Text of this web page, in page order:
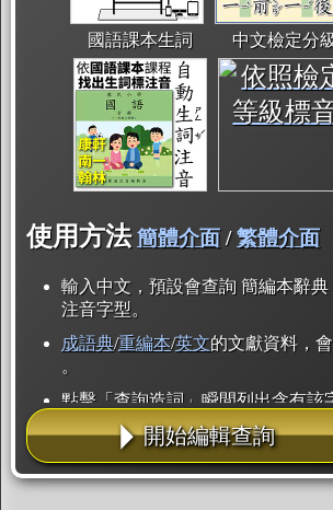
國語課本生詞 中文檢定分
使用方法 簡體介面/繁體介面
輸入中文，預設會查詢 簡編本辭
注音字型。
成語典/重編本/英文的文獻資料，
。
點擊「查詢造詞」瞬間列出含有該
點「部首」瞬間列出所有「同部
辭典解釋的全文都經過自動斷詞
用手動重複輸入。
開始編輯查詢